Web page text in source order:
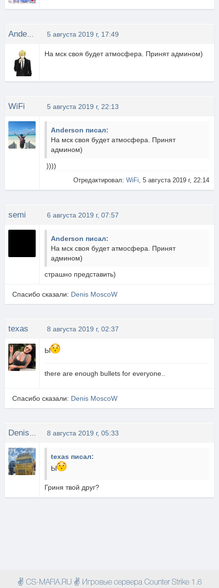
5 августа 2019 г, 17:49
На мск своя будет атмосфера. Принят админом)
WiFi 5 августа 2019 г, 22:13
Anderson писал:
На мск своя будет атмосфера. Принят
админом)
))))
Отредактировал: WiFi, 5 августа 2019 г, 22:14
semi 6 августа 2019 г, 07:57
Anderson писал:
На мск своя будет атмосфера. Принят
админом)
страшно представить)
Спасибо сказали: Denis MoscoW
texas 8 августа 2019 г, 02:37
Ы
there are enough bullets for everyone..
Спасибо сказали: Denis MoscoW
8 августа 2019 г, 05:33
texas писал:
Ы
Гриня твой друг?
✌ CS-MAFIA.RU ✌ Игровые сервера Counter Strike 1.6